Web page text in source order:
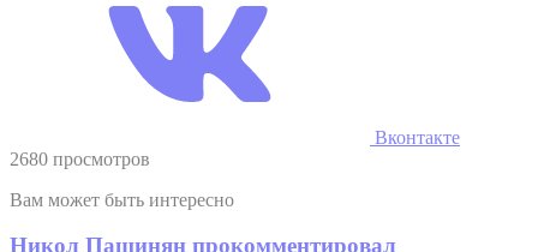
Вконтакте
2680 просмотров
Вам может быть интересно
Никол Пашинян прокомментировал